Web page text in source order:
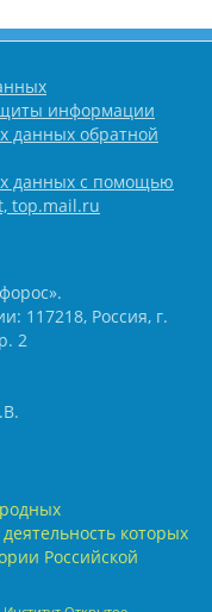
информации
данных обратной
данных с помощью
top.mail.ru
117218, Россия, г.
2
которых
Российской